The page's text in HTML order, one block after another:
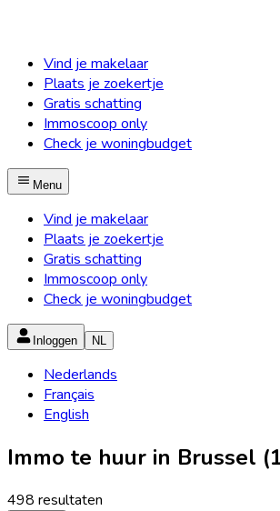
Vind je makelaar
Plaats je zoekertje
Gratis schatting
Immoscoop only
Check je woningbudget
Menu
Vind je makelaar
Plaats je zoekertje
Gratis schatting
Immoscoop only
Check je woningbudget
Inloggen NL
Nederlands
Français
English
Immo te huur in Brussel
498 resultaten